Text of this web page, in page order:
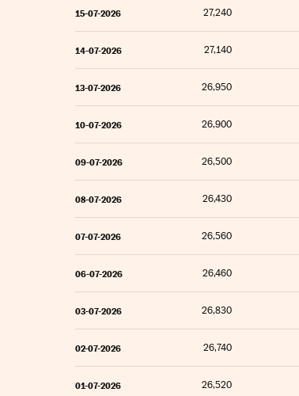
15-07-2026 27,240
14-07-2026 27,140
13-07-2026 26,950
10-07-2026 26,900
09-07-2026 26,500
08-07-2026 26,430
07-07-2026 26,560
06-07-2026 26,460
03-07-2026 26,830
02-07-2026 26,740
01-07-2026 26,520